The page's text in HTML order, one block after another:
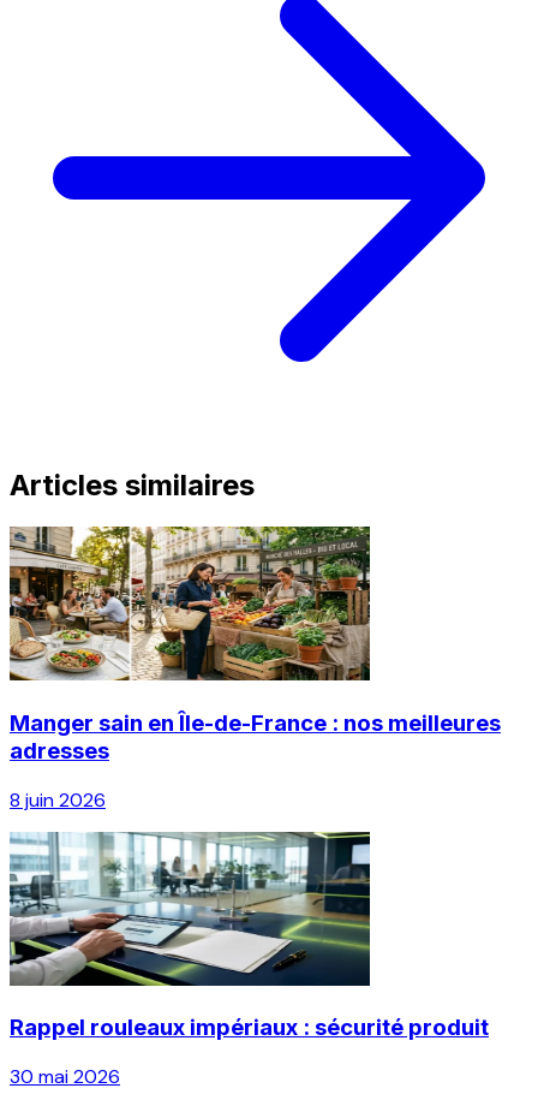
Articles similaires
Manger sain en Île-de-France : nos meilleures
adresses
8 juin 2026
Rappel rouleaux impériaux : sécurité produit
30 mai 2026